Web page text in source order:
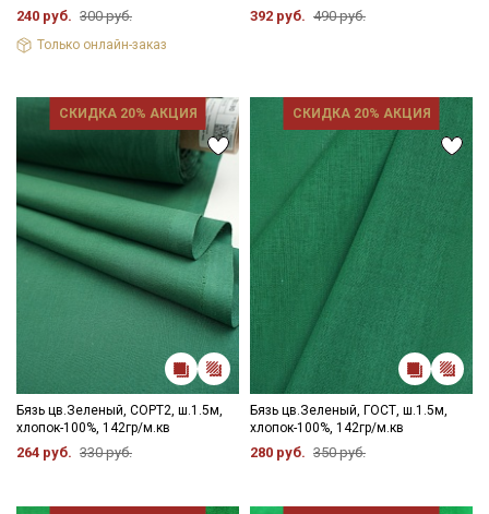
240 руб. 300 руб.
Только онлайн-заказ
392 руб. 490 руб.
СКИДКА 20% АКЦИЯ
Бязь цв.Зеленый, СОРТ2, ш.1.5м,
хлопок-100%, 142гр/м.кв
264 руб. 330 руб.
СКИДКА 20% АКЦИЯ
Бязь цв.Зеленый, ГОСТ, ш.1.5м,
хлопок-100%, 142гр/м.кв
280 руб. 350 руб.